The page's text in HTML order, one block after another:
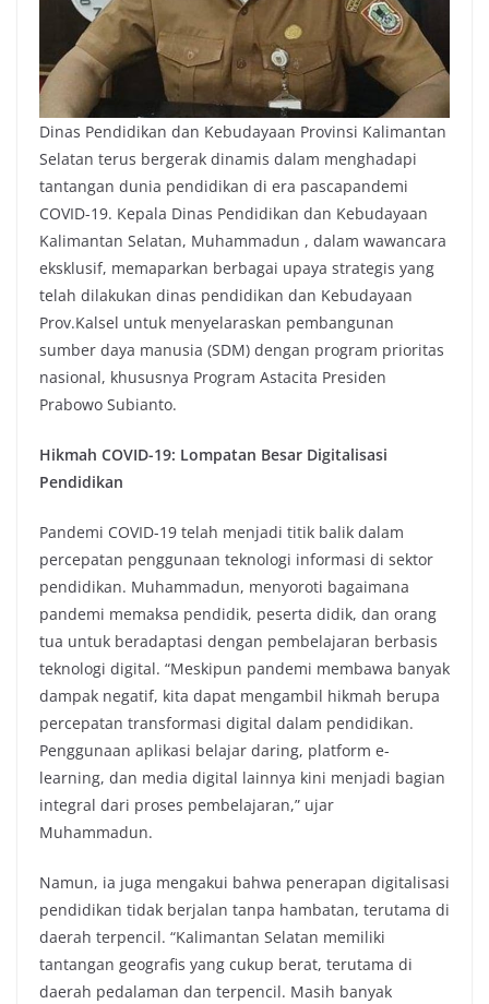
Dinas Pendidikan dan Kebudayaan Provinsi Kalimantan
Selatan terus bergerak dinamis dalam menghadapi
tantangan dunia pendidikan di era pascapandemi
COVID-19. Kepala Dinas Pendidikan dan Kebudayaan
Kalimantan Selatan, Muhammadun , dalam wawancara
eksklusif, memaparkan berbagai upaya strategis yang
telah dilakukan dinas pendidikan dan Kebudayaan
Prov.Kalsel untuk menyelaraskan pembangunan
sumber daya manusia (SDM) dengan program prioritas
nasional, khususnya Program Astacita Presiden
Prabowo Subianto.
Hikmah COVID-19: Lompatan Besar Digitalisasi
Pendidikan
Pandemi COVID-19 telah menjadi titik balik dalam
percepatan penggunaan teknologi informasi di sektor
pendidikan. Muhammadun, menyoroti bagaimana
pandemi memaksa pendidik, peserta didik, dan orang
tua untuk beradaptasi dengan pembelajaran berbasis
teknologi digital. “Meskipun pandemi membawa banyak
dampak negatif, kita dapat mengambil hikmah berupa
percepatan transformasi digital dalam pendidikan.
Penggunaan aplikasi belajar daring, platform e-
learning, dan media digital lainnya kini menjadi bagian
integral dari proses pembelajaran,” ujar
Muhammadun.
Namun, ia juga mengakui bahwa penerapan digitalisasi
pendidikan tidak berjalan tanpa hambatan, terutama di
daerah terpencil. “Kalimantan Selatan memiliki
tantangan geografis yang cukup berat, terutama di
daerah pedalaman dan terpencil. Masih banyak